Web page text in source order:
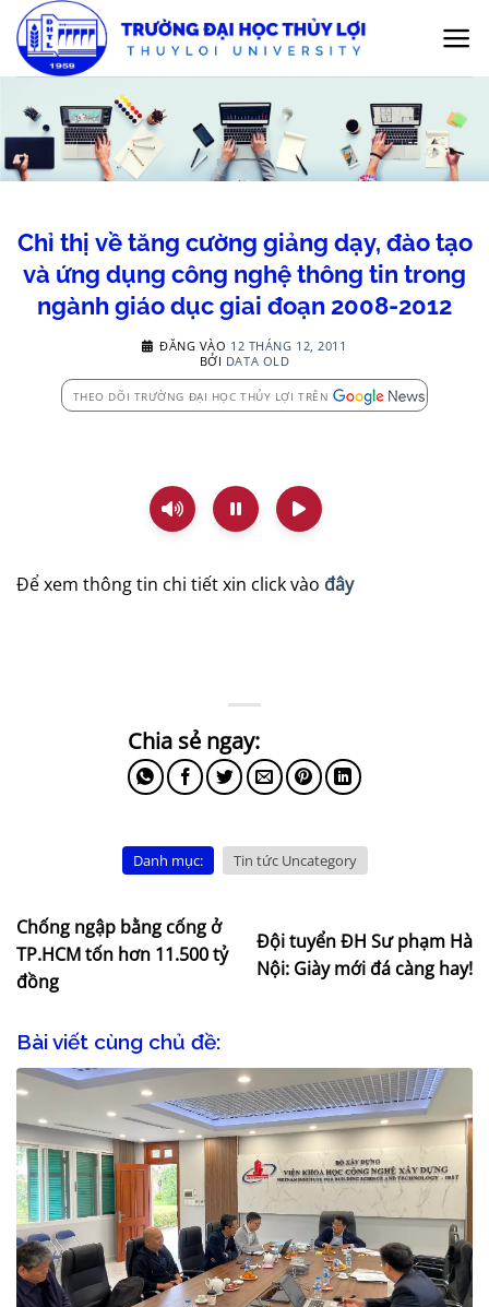
qua
nội
Chỉ thị về tăng cường giảng dạy, đào tạo
và ứng dụng công nghệ thông tin trong
ngành giáo dục giai đoạn 2008-2012
ĐĂNG VÀO 12 THÁNG 12, 2011
BỞI DATA OLD
THEO DÕI TRƯỜNG ĐẠI HỌC THỦY LỢI TRÊN
Để xem thông tin chi tiết xin click vào đây
Danh mục: Tin tức Uncategory
Chống ngập bằng cống ở
TP.HCM tốn hơn 11.500 tỷ
đồng
Đội tuyển ĐH Sư phạm Hà
Nội: Giày mới đá càng hay!
Bài viết cùng chủ đề: